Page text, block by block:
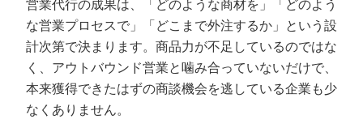
したい方向けにおすすめの7社
トアップから大手まで
株式会社完全成果報酬｜初期費用0円・月額0円でリス
クなし
株式会社オルガロ｜一気通貫で営業を300社以上サポー
営業代行の成果は、「どのような商材を」「どのよう
な営業プロセスで」「どこまで外注するか」という設
計次第で決まります。商品力が不足しているのではな
く、アウトバウンド営業と噛み合っていないだけで、
本来獲得できたはずの商談機会を逃している企業も少
なくありません。